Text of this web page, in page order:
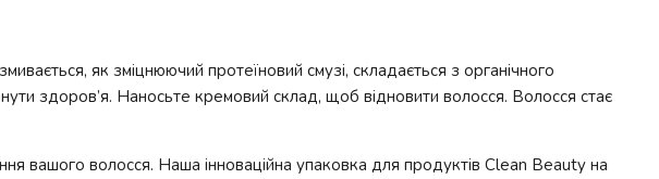
як зміцнюючий протеїновий смузі, складається з органічного
здоров’я. Наносьте кремовий склад, щоб відновити волосся. Волосся стає
вашого волосся. Наша інноваційна упаковка для продуктів Clean Beauty на